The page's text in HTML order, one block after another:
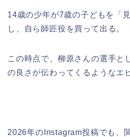
14歳の少年が7歳の子どもを「
し、自ら師匠役を買って出る。
この時点で、柳原さんの選手と
の良さが伝わってくるようなエ
2026年のInstagram投稿でも、